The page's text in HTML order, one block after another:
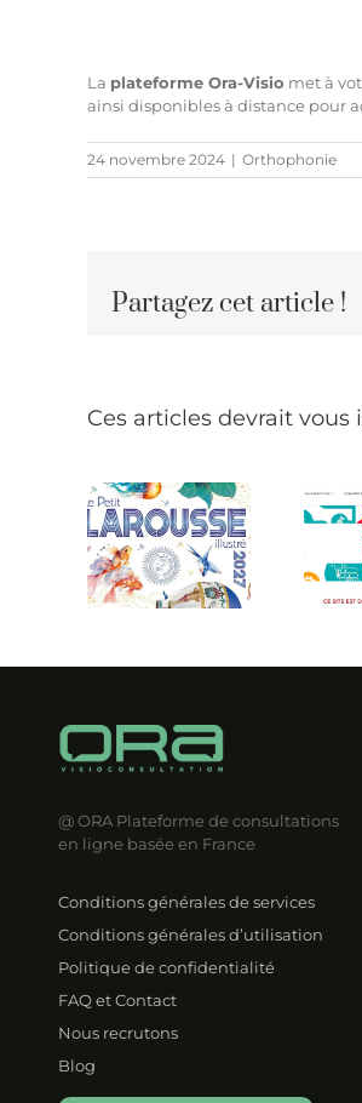
La plateforme Ora-Visio met à
ainsi disponibles à distance pour
24 novembre 2024 | Orthophonie
Partagez cet article !
Ces articles devrait vous
tout.fr,
appréhender
les
problématiques
les
@ ORA Plateforme de consultations
en ligne basée en France
Conditions générales de services
Conditions générales d’utilisation
Politique de confidentialité
FAQ et Contact
Nous recrutons
Blog